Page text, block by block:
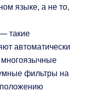
языке, а не то,
такие
автоматически
фильтры на